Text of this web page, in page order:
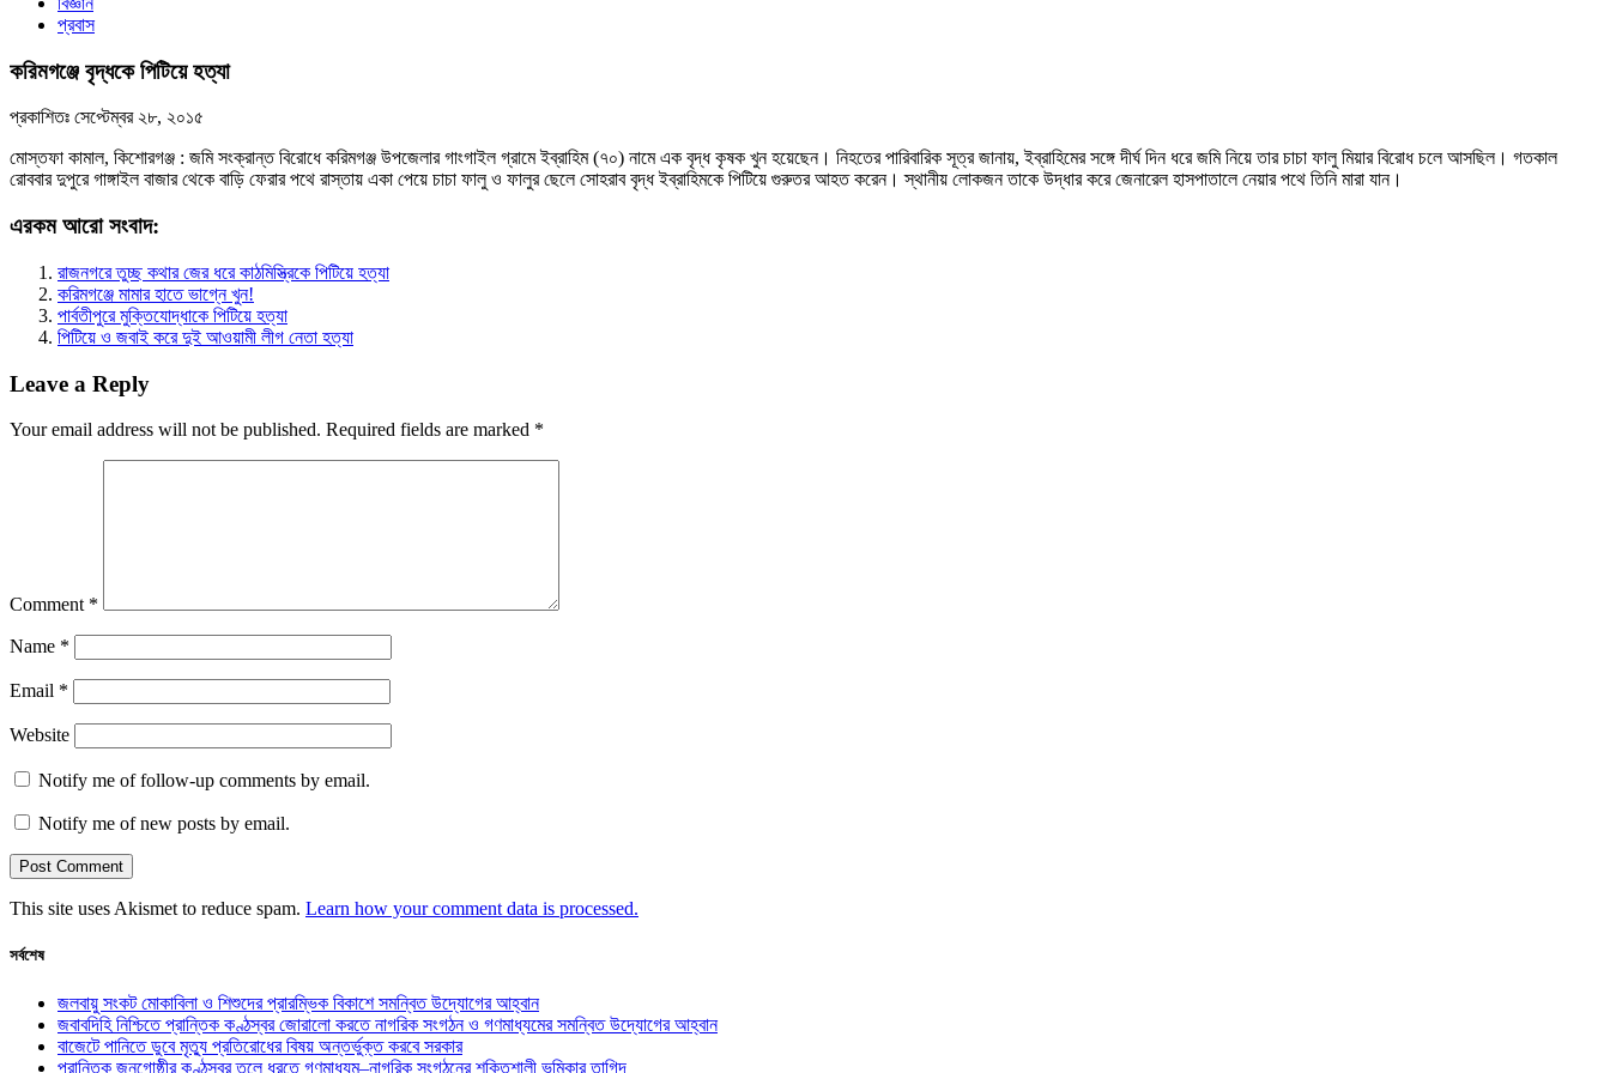
প্রবাস
করিমগঞ্জে বৃদ্ধকে পিটিয়ে হত্যা
প্রকাশিতঃ সেপ্টেম্বর ২৮, ২০১৫
মোস্তফা কামাল, কিশোরগঞ্জ : জমি সংক্রান্ত বিরোধে করিমগঞ্জ উপজেলার গাংগাইল গ্রামে ইব্রাহিম (৭০) নামে এক বৃদ্ধ কৃষক খুন হয়েছেন। নিহতের পারিবারিক সূত্র জানায়, ইব্রাহিমের সঙ্গে দীর্ঘ দিন ধরে জমি নিয়ে তার চাচা ফালু মিয়ার বিরোধ চলে আসছিল। গতকাল
রোববার দুপুরে গাঙ্গাইল বাজার থেকে বাড়ি ফেরার পথে রাস্তায় একা পেয়ে চাচা ফালু ও ফালুর ছেলে সোহরাব বৃদ্ধ ইব্রাহিমকে পিটিয়ে গুরুতর আহত করেন। স্থানীয় লোকজন তাকে উদ্ধার করে জেনারেল হাসপাতালে নেয়ার পথে তিনি মারা যান।
এরকম আরো সংবাদ:
রাজনগরে তুচ্ছ কথার জের ধরে কাঠমিস্ত্রিকে পিটিয়ে হত্যা
করিমগঞ্জে মামার হাতে ভাগ্নে খুন!
পার্বতীপুরে মুক্তিযোদ্ধাকে পিটিয়ে হত্যা
পিটিয়ে ও জবাই করে দুই আওয়ামী লীগ নেতা হত্যা
Leave a Reply
Your email address will not be published. Required fields are marked *
Comment *
Name *
Email *
Website
Notify me of follow-up comments by email.
Notify me of new posts by email.
This site uses Akismet to reduce spam. Learn how your comment data is processed.
সর্বশেষ
জলবায়ু সংকট মোকাবিলা ও শিশুদের প্রারম্ভিক বিকাশে সমন্বিত উদ্যোগের আহ্বান
জবাবদিহি নিশ্চিতে প্রান্তিক কণ্ঠস্বর জোরালো করতে নাগরিক সংগঠন ও গণমাধ্যমের সমন্বিত উদ্যোগের আহ্বান
বাজেটে পানিতে ডুবে মৃত্যু প্রতিরোধের বিষয় অন্তর্ভুক্ত করবে সরকার
প্রান্তিক জনগোষ্ঠীর কণ্ঠস্বর তুলে ধরতে গণমাধ্যম–নাগরিক সংগঠনের শক্তিশালী ভূমিকার তাগিদ